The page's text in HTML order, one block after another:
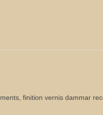
finition vernis dammar